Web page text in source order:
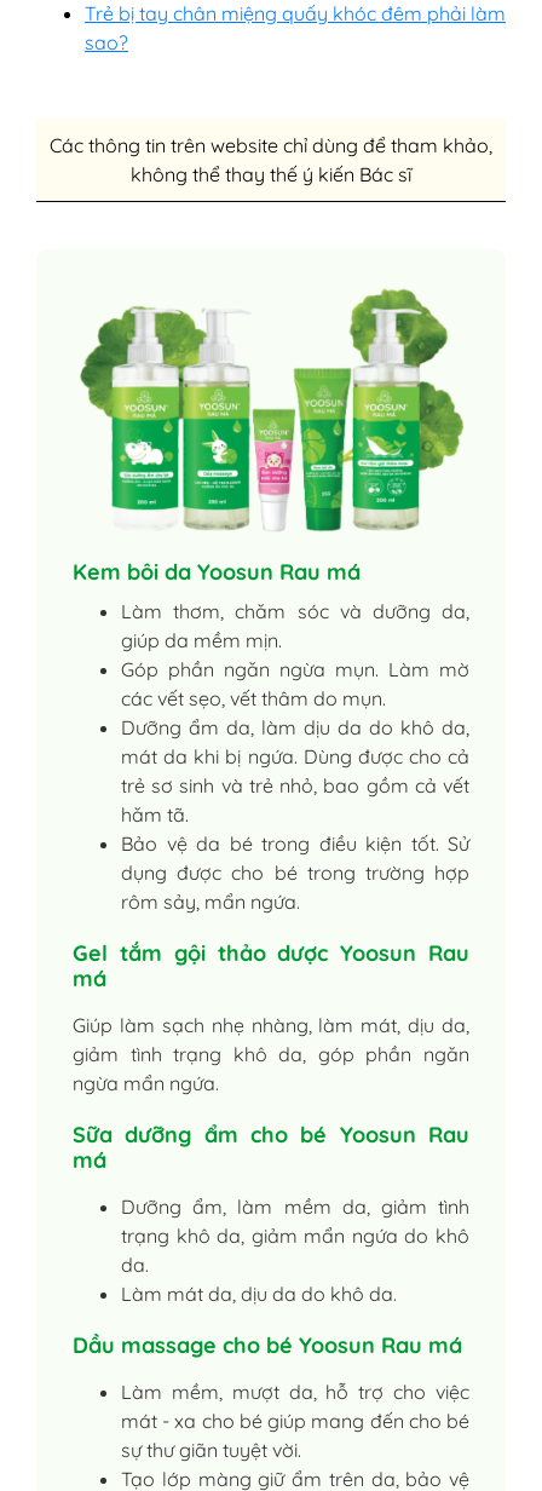
Trẻ bị tay chân miệng quấy khóc đêm phải làm
sao?
Các thông tin trên website chỉ dùng để tham khảo,
không thể thay thế ý kiến Bác sĩ
Kem bôi da Yoosun Rau má
Làm thơm, chăm sóc và dưỡng da,
giúp da mềm mịn.
Góp phần ngăn ngừa mụn. Làm mờ
các vết sẹo, vết thâm do mụn.
Dưỡng ẩm da, làm dịu da do khô da,
mát da khi bị ngứa. Dùng được cho cả
trẻ sơ sinh và trẻ nhỏ, bao gồm cả vết
hăm tã.
Bảo vệ da bé trong điều kiện tốt. Sử
dụng được cho bé trong trường hợp
rôm sảy, mẩn ngứa.
Gel tắm gội thảo dược Yoosun Rau
má
Giúp làm sạch nhẹ nhàng, làm mát, dịu da,
giảm tình trạng khô da, góp phần ngăn
ngừa mẩn ngứa.
Sữa dưỡng ẩm cho bé Yoosun Rau
má
Dưỡng ẩm, làm mềm da, giảm tình
trạng khô da, giảm mẩn ngứa do khô
da.
Làm mát da, dịu da do khô da.
Dầu massage cho bé Yoosun Rau má
Làm mềm, mượt da, hỗ trợ cho việc
mát - xa cho bé giúp mang đến cho bé
sự thư giãn tuyệt vời.
Tạo lớp màng giữ ẩm trên da, bảo vệ